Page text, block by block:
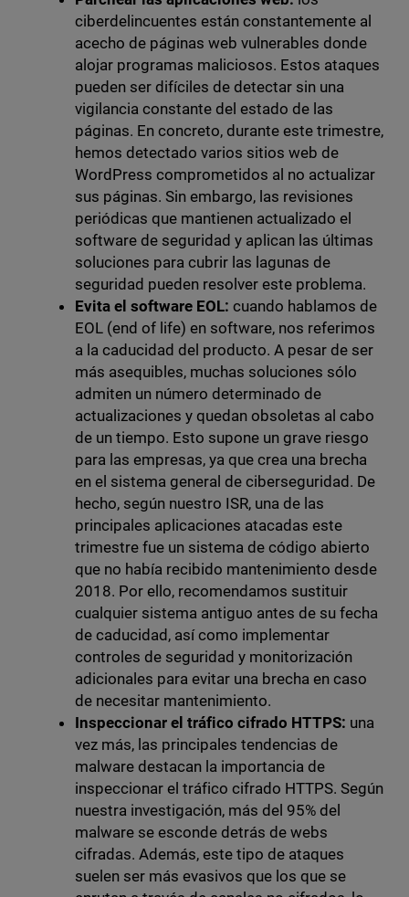
ciberdelincuentes están constantemente al
acecho de páginas web vulnerables donde
alojar programas maliciosos. Estos ataques
pueden ser difíciles de detectar sin una
vigilancia constante del estado de las
páginas. En concreto, durante este trimestre,
hemos detectado varios sitios web de
WordPress comprometidos al no actualizar
sus páginas. Sin embargo, las revisiones
periódicas que mantienen actualizado el
software de seguridad y aplican las últimas
soluciones para cubrir las lagunas de
seguridad pueden resolver este problema.
Evita el software EOL: cuando hablamos de
EOL (end of life) en software, nos referimos
a la caducidad del producto. A pesar de ser
más asequibles, muchas soluciones sólo
admiten un número determinado de
actualizaciones y quedan obsoletas al cabo
de un tiempo. Esto supone un grave riesgo
para las empresas, ya que crea una brecha
en el sistema general de ciberseguridad. De
hecho, según nuestro ISR, una de las
principales aplicaciones atacadas este
trimestre fue un sistema de código abierto
que no había recibido mantenimiento desde
2018. Por ello, recomendamos sustituir
cualquier sistema antiguo antes de su fecha
de caducidad, así como implementar
controles de seguridad y monitorización
adicionales para evitar una brecha en caso
de necesitar mantenimiento.
Inspeccionar el tráfico cifrado HTTPS: una
vez más, las principales tendencias de
malware destacan la importancia de
inspeccionar el tráfico cifrado HTTPS. Según
nuestra investigación, más del 95% del
malware se esconde detrás de webs
cifradas. Además, este tipo de ataques
suelen ser más evasivos que los que se